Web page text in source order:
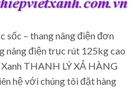
– thang nâng điện đơn
nâng điện trục rút 125kg cao
THANH LÝ XẢ HÀNG
hệ với chúng tôi đặt hàng